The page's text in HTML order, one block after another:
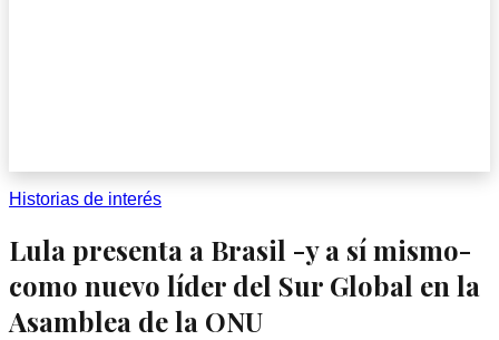
Historias de interés
Lula presenta a Brasil -y a sí mismo-
como nuevo líder del Sur Global en la
Asamblea de la ONU